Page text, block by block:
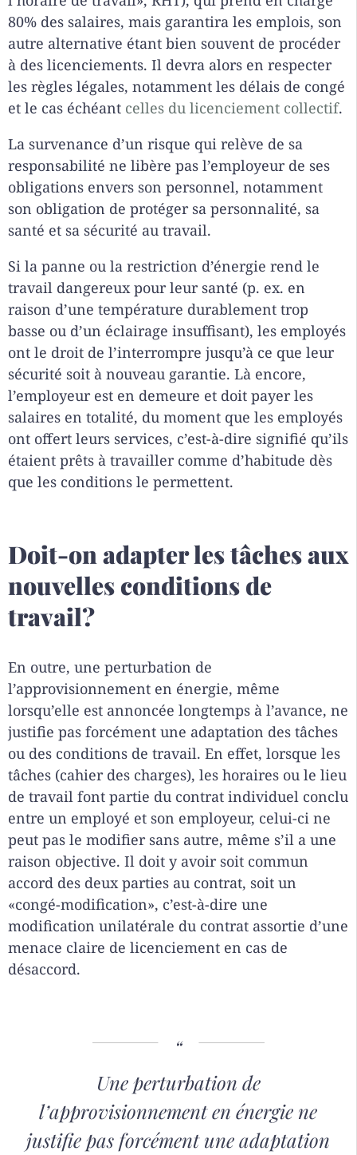
80% des salaires, mais garantira les emplois, son
autre alternative étant bien souvent de procéder
à des licenciements. Il devra alors en respecter
les règles légales, notamment les délais de congé
et le cas échéant celles du licenciement collectif.
La survenance d’un risque qui relève de sa
responsabilité ne libère pas l’employeur de ses
obligations envers son personnel, notamment
son obligation de protéger sa personnalité, sa
santé et sa sécurité au travail.
Si la panne ou la restriction d’énergie rend le
travail dangereux pour leur santé (p. ex. en
raison d’une température durablement trop
basse ou d’un éclairage insuffisant), les employés
ont le droit de l’interrompre jusqu’à ce que leur
sécurité soit à nouveau garantie. Là encore,
l’employeur est en demeure et doit payer les
salaires en totalité, du moment que les employés
ont offert leurs services, c’est-à-dire signifié qu’ils
étaient prêts à travailler comme d’habitude dès
que les conditions le permettent.
Doit-on adapter les tâches aux
nouvelles conditions de
travail?
En outre, une perturbation de
l’approvisionnement en énergie, même
lorsqu’elle est annoncée longtemps à l’avance, ne
justifie pas forcément une adaptation des tâches
ou des conditions de travail. En effet, lorsque les
tâches (cahier des charges), les horaires ou le lieu
de travail font partie du contrat individuel conclu
entre un employé et son employeur, celui-ci ne
peut pas le modifier sans autre, même s’il a une
raison objective. Il doit y avoir soit commun
accord des deux parties au contrat, soit un
«congé-modification», c’est-à-dire une
modification unilatérale du contrat assortie d’une
menace claire de licenciement en cas de
désaccord.
Une perturbation de
l’approvisionnement en énergie ne
justifie pas forcément une adaptation